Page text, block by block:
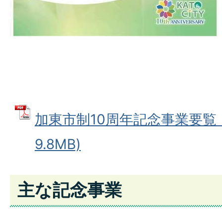
加東市制10周年記念事業要
9.8MB)
主な記念事業